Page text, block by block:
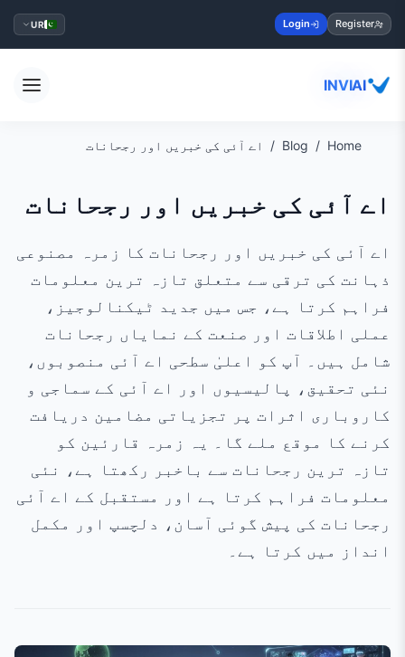
Register
Login
UR
INVIAI
Home
Blog اے آئی کی خبریں اور رجحانات
اے آئی کی خبریں اور رجحانات
اے آئی کی خبریں اور رجحانات کا زمرہ مصنوعی
ذہانت کی ترقی سے متعلق تازہ ترین معلومات
فراہم کرتا ہے، جس میں جدید ٹیکنالوجیز،
عملی اطلاقات اور صنعت کے نمایاں رجحانات
شامل ہیں۔ آپ کو اعلیٰ سطحی اے آئی منصوبوں،
نئی تحقیق، پالیسیوں اور اے آئی کے سماجی و
کاروباری اثرات پر تجزیاتی مضامین دریافت
کرنے کا موقع ملے گا۔ یہ زمرہ قارئین کو
تازہ ترین رجحانات سے باخبر رکھتا ہے، نئی
معلومات فراہم کرتا ہے اور مستقبل کے اے آئی
رجحانات کی پیش گوئی آسان، دلچسپ اور مکمل
انداز میں کرتا ہے۔